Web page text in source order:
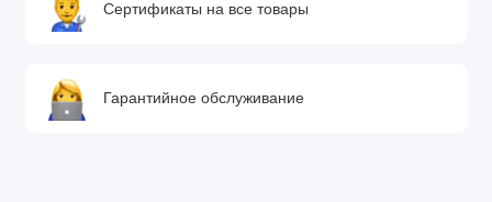
Сертификаты на все товары
Гарантийное обслуживание